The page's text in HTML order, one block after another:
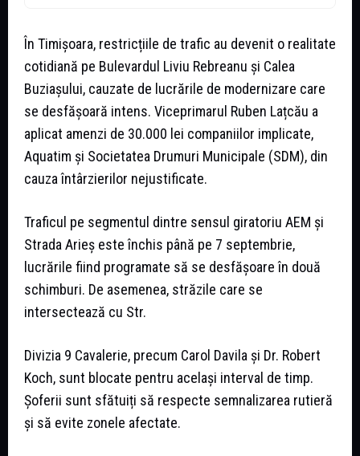
În Timișoara, restricțiile de trafic au devenit o realitate
cotidiană pe Bulevardul Liviu Rebreanu și Calea
Buziașului, cauzate de lucrările de modernizare care
se desfășoară intens. Viceprimarul Ruben Lațcău a
aplicat amenzi de 30.000 lei companiilor implicate,
Aquatim și Societatea Drumuri Municipale (SDM), din
cauza întârzierilor nejustificate.
Traficul pe segmentul dintre sensul giratoriu AEM și
Strada Arieș este închis până pe 7 septembrie,
lucrările fiind programate să se desfășoare în două
schimburi. De asemenea, străzile care se
intersectează cu Str.
Divizia 9 Cavalerie, precum Carol Davila și Dr. Robert
Koch, sunt blocate pentru același interval de timp.
Șoferii sunt sfătuiți să respecte semnalizarea rutieră
și să evite zonele afectate.